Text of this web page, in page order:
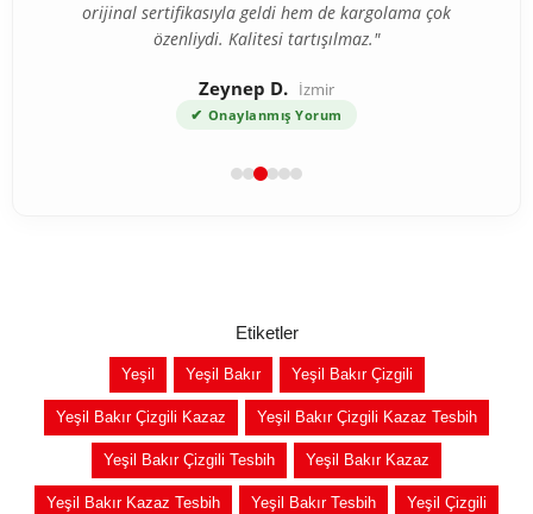
orijinal sertifikasıyla geldi hem de kargolama çok
özenliydi. Kalitesi tartışılmaz."
Zeynep D. İzmir
✔ Onaylanmış Yorum
Etiketler
Yeşil Yeşil Bakır Yeşil Bakır Çizgili
Yeşil Bakır Çizgili Kazaz Yeşil Bakır Çizgili Kazaz Tesbih
Yeşil Bakır Çizgili Tesbih Yeşil Bakır Kazaz
Yeşil Bakır Kazaz Tesbih Yeşil Bakır Tesbih Yeşil Çizgili